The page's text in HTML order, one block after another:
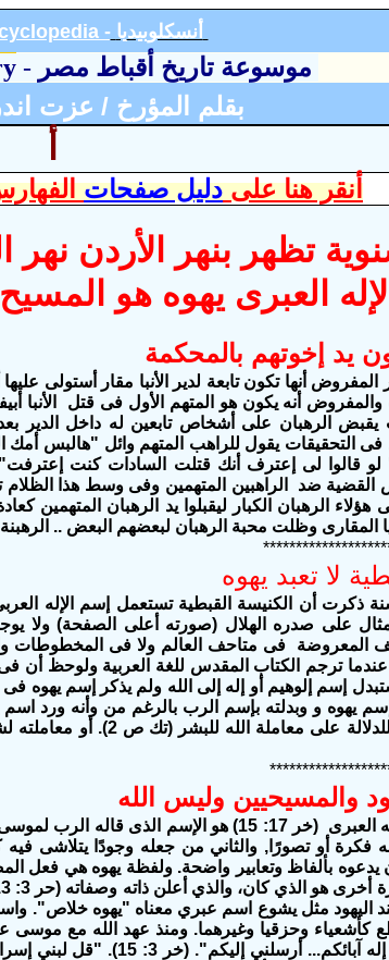
- أنسكلوبيديا
موسوعة تاريخ أقباط مصر-
بقلم المؤرخ / عزت
أنقر هنا علىدليل صفحات
تظهر بنهر الأردن نهر
العبرى يهوه هو
يد إخوتهم بالمحكمة
المفروض أنها تكون تابعة لدير الأنبا مقار أستولى
والمفروض أنه يكون هو المتهم الأول فى قتل
يقبض الرهبان على أشخاص تابعين له داخل الدير
لو قالوا لى إعترف أنك قتلت السادات كنت
القضية ضد الراهبين المتهمين وفى وسط هذا
هؤلاء الرهبان الكبار ليقبلوا يد الرهبان المتهمين
المقارى وظلت محبة الرهبان لبعضهم البعض .. الرهبنة
لا تعبد يهوه
أكثر من 20 سنة ذكرت أن الكنيسة القبطية تستعمل إسم
على صدره الهلال (صورته أعلى الصفحة)
الـ 24 ألف المعروضة فى متاحف العالم ولا فى
ترجم الكتاب المقدس للغة العربية ولوحظ أن فى
إسم إلوهيم أو إله إلى الله ولم يذكر إسم يهوه فى
والمسيحيين وليس الله
يهوه إله اليهود الإله العبرى (خر 17: 15) هو
فكرة أو تصورًا, والثاني من جعله وجودًا يتلاشى
يدعوه بألفاظ وتعابير واضحة. ولفظة يهوه هي فعل